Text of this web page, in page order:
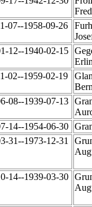
07--1958-09-26
12--1940-02-15
02--1959-02-19
08--1939-07-13
14--1954-06-30
31--1973-12-31
14--1939-03-30